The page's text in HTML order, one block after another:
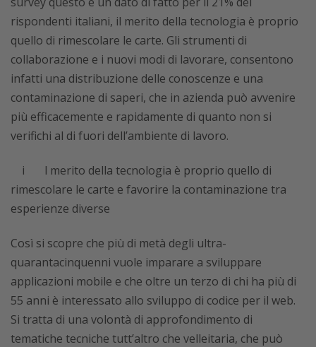
rispondenti italiani, il merito della tecnologia è proprio
quello di rimescolare le carte. Gli strumenti di
collaborazione e i nuovi modi di lavorare, consentono
infatti una distribuzione delle conoscenze e una
contaminazione di saperi, che in azienda può avvenire
più efficacemente e rapidamente di quanto non si
verifichi al di fuori dell’ambiente di lavoro.
il merito della tecnologia è proprio quello di
rimescolare le carte e favorire la contaminazione tra
esperienze diverse
Così si scopre che più di metà degli ultra-
quarantacinquenni vuole imparare a sviluppare
applicazioni mobile e che oltre un terzo di chi ha più di
55 anni è interessato allo sviluppo di codice per il web.
Si tratta di una volontà di approfondimento di
tematiche tecniche tutt’altro che velleitaria, che può